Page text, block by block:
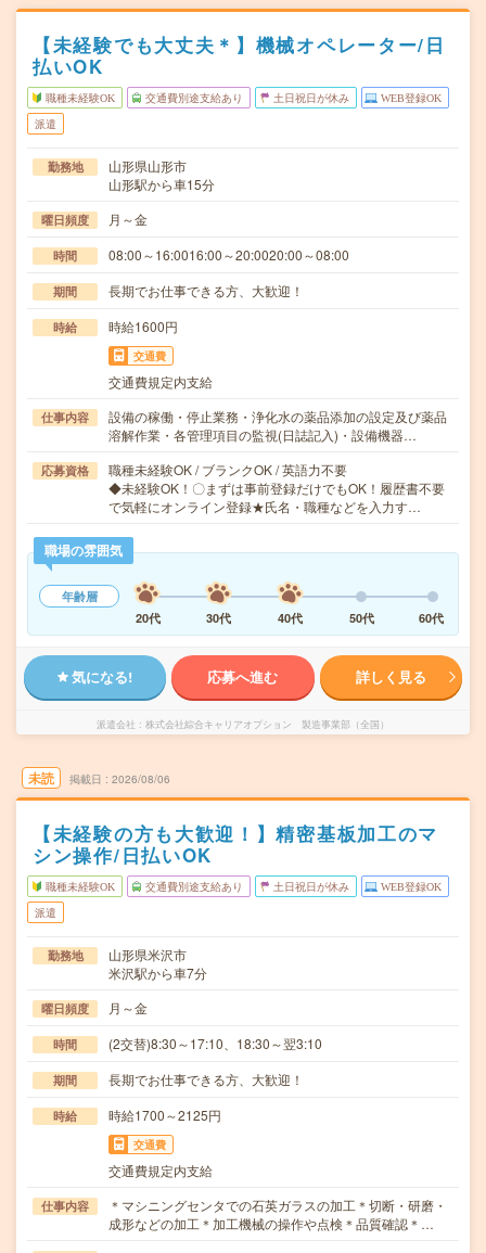
【未経験でも大丈夫＊】機械オペレーター/日
払いOK
職種未経験OK 交通費別途支給あり 土日祝日が休み WEB登録OK
派遣
勤務地
山形県山形市
山形駅から車15分
曜日頻度 月～金
時間 08:00～16:0016:00～20:0020:00～08:00
期間 長期でお仕事できる方、大歓迎！
時給 時給1600円
交通費
交通費規定内支給
仕事内容
設備の稼働・停止業務・浄化水の薬品添加の設定及び薬品
溶解作業・各管理項目の監視(日誌記入)・設備機器…
応募資格
職種未経験OK / ブランクOK / 英語力不要
◆未経験OK！〇まずは事前登録だけでもOK！履歴書不要
で気軽にオンライン登録★氏名・職種などを入力す…
職場の雰囲気
年齢層
20代
30代 40代 50代 60代
気になる! 応募へ進む 詳しく見る
派遣会社 株式会社綜合キャリアオプション 製造事業部（全国）
未読 掲載日 2026/08/06
【未経験の方も大歓迎！】精密基板加工のマ
シン操作/日払いOK
職種未経験OK 交通費別途支給あり 土日祝日が休み WEB登録OK
派遣
勤務地
山形県米沢市
米沢駅から車7分
曜日頻度 月～金
時間 (2交替)8:30～17:10、18:30～翌3:10
期間 長期でお仕事できる方、大歓迎！
時給 時給1700～2125円
交通費
交通費規定内支給
仕事内容
＊マシニングセンタでの石英ガラスの加工＊切断・研磨・
成形などの加工＊加工機械の操作や点検＊品質確認＊…